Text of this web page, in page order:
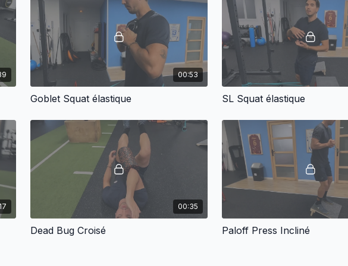
00:53
Goblet Squat élastique SL Squat élastique
00:35
Dead Bug Croisé Paloff Press Incliné